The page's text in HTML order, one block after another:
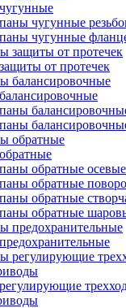
чугунные
чугунные
от протечек
обратные осевые
обратные
обратные
обратные